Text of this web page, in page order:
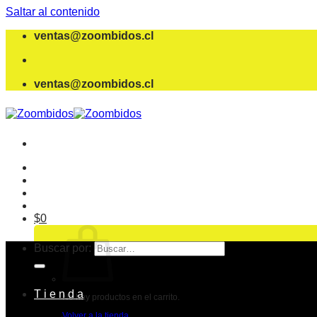
Saltar al contenido
ventas@zoombidos.cl
ventas@zoombidos.cl
$0
No hay productos en el carrito.
Buscar por:
T i e n d a